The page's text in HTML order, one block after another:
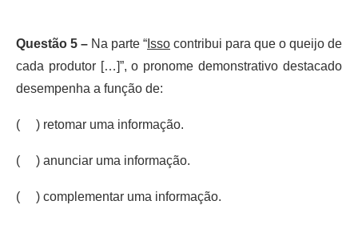
Questão 5 – Na parte “ Isso contribui para que o queijo de
cada produtor […]”, o pronome demonstrativo destacado
desempenha a função de:
( ) retomar uma informação.
( ) anunciar uma informação.
( ) complementar uma informação.